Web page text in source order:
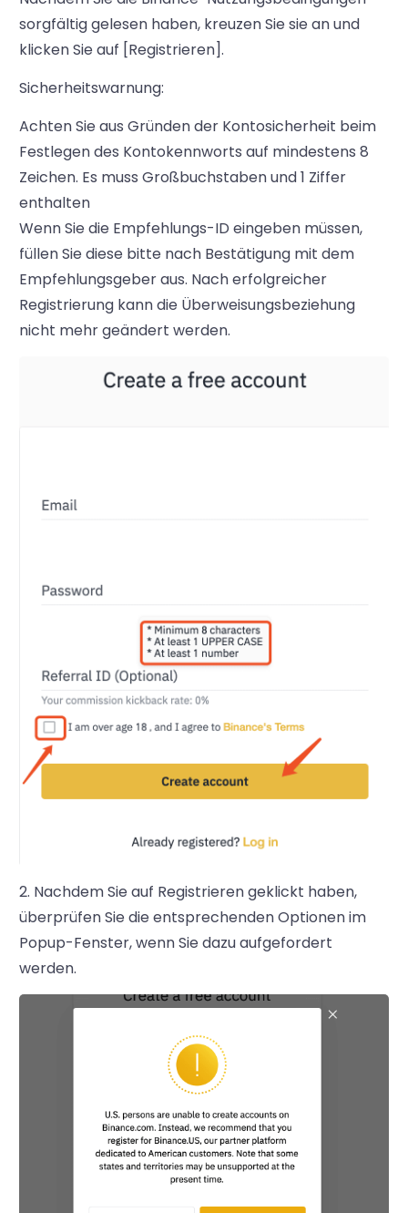
sorgfältig gelesen haben, kreuzen Sie sie an und
klicken Sie auf [Registrieren].
Sicherheitswarnung:
Achten Sie aus Gründen der Kontosicherheit beim
Festlegen des Kontokennworts auf mindestens 8
Zeichen. Es muss Großbuchstaben und 1 Ziffer
enthalten
Wenn Sie die Empfehlungs-ID eingeben müssen,
füllen Sie diese bitte nach Bestätigung mit dem
Empfehlungsgeber aus. Nach erfolgreicher
Registrierung kann die Überweisungsbeziehung
nicht mehr geändert werden.
2. Nachdem Sie auf Registrieren geklickt haben,
überprüfen Sie die entsprechenden Optionen im
Popup-Fenster, wenn Sie dazu aufgefordert
werden.